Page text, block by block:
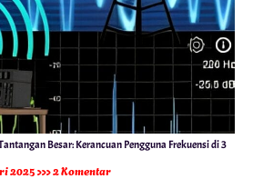
Besar: Kerancuan Pengguna Frekuensi di 3
2025
2 Komentar